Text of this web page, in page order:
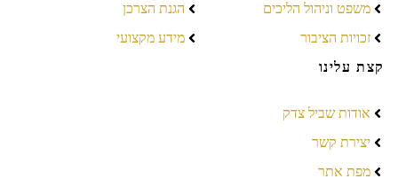
משפט וניהול הליכים
זכויות הציבור
הגנת הצרכן
מידע מקצועי
קצת עלינו
אודות שביל צדק
יצירת קשר
מפת אתר